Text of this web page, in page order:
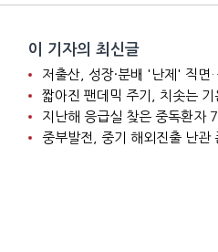
이 기자의 최신글
저출산, 성장·분배 '난제' 직
짧아진 팬데믹 주기, 치솟는
지난해 응급실 찾은 중독환
중부발전, 중기 해외진출 난